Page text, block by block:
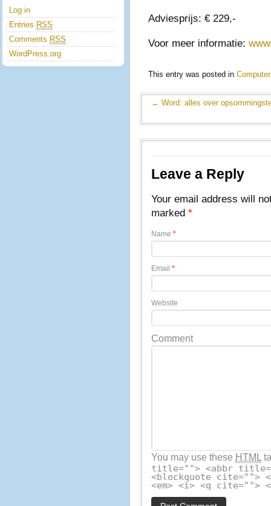
Adviesprijs: € 229,-
Voor meer informatie:
This entry was posted inComputer
← Word: alles over
Leave a Reply
Your email address will
marked*
Name*
Email*
Website
Comment
You may use these HTML
title=""> <abbr
<blockquote cite="">
<em> <i> <q cite="">
Log in
Entries RSS
Comments RSS
WordPress.org